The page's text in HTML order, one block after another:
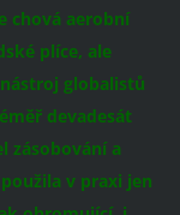
chová aerobní
plíce, ale
globalistů
devadesát
zásobování a
v praxi jen